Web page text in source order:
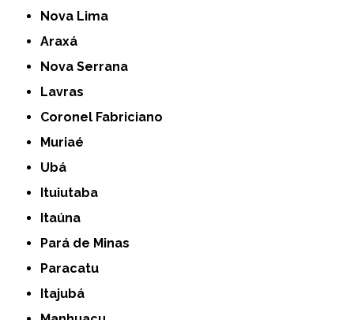
Nova Lima
Araxá
Nova Serrana
Lavras
Coronel Fabriciano
Muriaé
Ubá
Ituiutaba
Itaúna
Pará de Minas
Paracatu
Itajubá